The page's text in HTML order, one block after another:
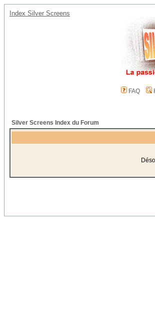
Index Silver Screens
FAQ
Silver Screens Index du Forum